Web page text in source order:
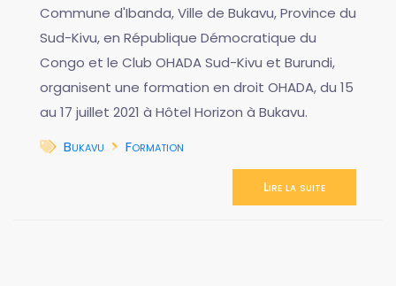
Commune d'Ibanda, Ville de Bukavu, Province du
Sud-Kivu, en République Démocratique du
Congo et le Club OHADA Sud-Kivu et Burundi,
organisent une formation en droit OHADA, du 15
au 17 juillet 2021 à Hôtel Horizon à Bukavu.
Bukavu
Formation
Lire la suite